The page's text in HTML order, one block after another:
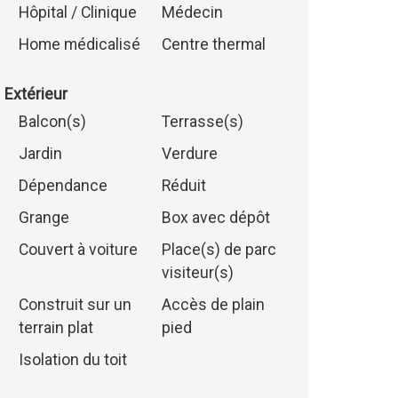
Hôpital / Clinique
Médecin
Home médicalisé
Centre thermal
Extérieur
Balcon(s)
Terrasse(s)
Jardin
Verdure
Dépendance
Réduit
Grange
Box avec dépôt
Couvert à voiture
Place(s) de parc
visiteur(s)
Construit sur un
terrain plat
Accès de plain
pied
Isolation du toit